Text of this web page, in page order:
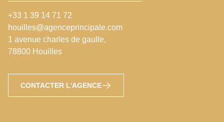
+33 1 39 14 71 72
houilles@agenceprincipale.com
1 avenue charles de gaulle,
78800 Houilles
CONTACTER L'AGENCE